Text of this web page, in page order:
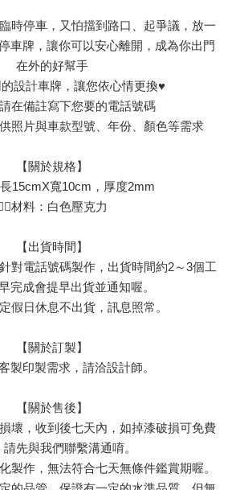
臨時停車，又怕擋到路口、起爭議，放一
車牌，讓你可以安心離開，成為你出門
在外的好幫手
的設計車牌，讓您依心情更換♥
請在備註寫下您要的電話號碼
供照片與車款型號、年份、顏色等需求
【關於規格】
長15cmX寬10cm，厚度2mm
材料：白色壓克力
【出貨時間】
針對電話號碼製作，出貨時間約2～3個工
完成會提早出貨並通知喔。
定假日休息不出貨，訊息照常。
【關於訂製】
製印製需求，請洽設計師。
【關於售後】
損壞，收到後七天內，如掉漆破損可免費
先與我們聯繫溝通唷。
製作，無法符合七天無條件鑑賞期喔。